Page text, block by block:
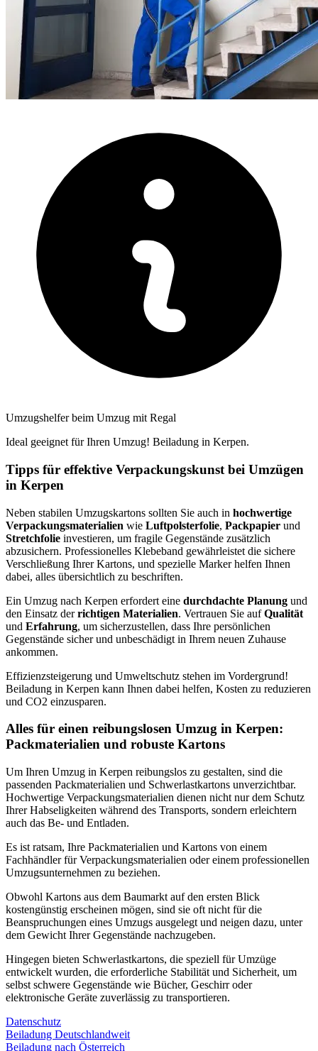
Umzugshelfer beim Umzug mit Regal
Ideal geeignet für Ihren Umzug! Beiladung in Kerpen.
Tipps für effektive Verpackungskunst bei Umzügen
in Kerpen
Neben stabilen Umzugskartons sollten Sie auch in hochwertige
Verpackungsmaterialien wie Luftpolsterfolie, Packpapier und
Stretchfolie investieren, um fragile Gegenstände zusätzlich
abzusichern. Professionelles Klebeband gewährleistet die sichere
Verschließung Ihrer Kartons, und spezielle Marker helfen Ihnen
dabei, alles übersichtlich zu beschriften.
Ein Umzug nach Kerpen erfordert eine durchdachte Planung und
den Einsatz derrichtigen Materialien. Vertrauen Sie aufQualität
und Erfahrung, um sicherzustellen, dass Ihre persönlichen
Gegenstände sicher und unbeschädigt in Ihrem neuen Zuhause
ankommen.
Effizienzsteigerung und Umweltschutz stehen im Vordergrund!
Beiladung in Kerpen kann Ihnen dabei helfen, Kosten zu reduzieren
und CO2 einzusparen.
Alles für einen reibungslosen Umzug in Kerpen:
Packmaterialien und robuste Kartons
Um Ihren Umzug in Kerpen reibungslos zu gestalten, sind die
passenden Packmaterialien und Schwerlastkartons unverzichtbar.
Hochwertige Verpackungsmaterialien dienen nicht nur dem Schutz
Ihrer Habseligkeiten während des Transports, sondern erleichtern
auch das Be- und Entladen.
Es ist ratsam, Ihre Packmaterialien und Kartons von einem
Fachhändler für Verpackungsmaterialien oder einem professionellen
Umzugsunternehmen zu beziehen.
Obwohl Kartons aus dem Baumarkt auf den ersten Blick
kostengünstig erscheinen mögen, sind sie oft nicht für die
Beanspruchungen eines Umzugs ausgelegt und neigen dazu, unter
dem Gewicht Ihrer Gegenstände nachzugeben.
Hingegen bieten Schwerlastkartons, die speziell für Umzüge
entwickelt wurden, die erforderliche Stabilität und Sicherheit, um
selbst schwere Gegenstände wie Bücher, Geschirr oder
elektronische Geräte zuverlässig zu transportieren.
Datenschutz
Beiladung Deutschlandweit
Beiladung nach Österreich